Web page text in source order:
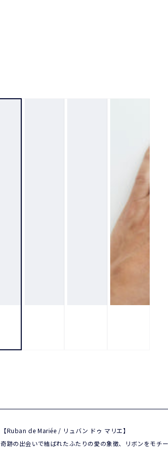
【Ruban de Mariée / リュバン ドゥ マリエ】
奇跡の出会いで結ばれたふたりの愛の象徴、リボンをモチ